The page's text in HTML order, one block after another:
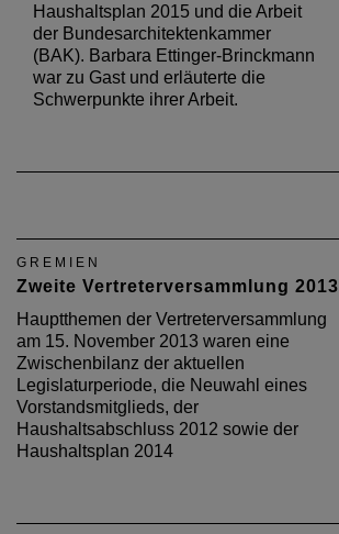
Haushaltsplan 2015 und die Arbeit
der Bundesarchitektenkammer
(BAK). Barbara Ettinger-Brinckmann
war zu Gast und erläuterte die
Schwerpunkte ihrer Arbeit.
GREMIEN
Zweite Vertreterversammlung 2013
Hauptthemen der Vertreterversammlung
am 15. November 2013 waren eine
Zwischenbilanz der aktuellen
Legislaturperiode, die Neuwahl eines
Vorstandsmitglieds, der
Haushaltsabschluss 2012 sowie der
Haushaltsplan 2014